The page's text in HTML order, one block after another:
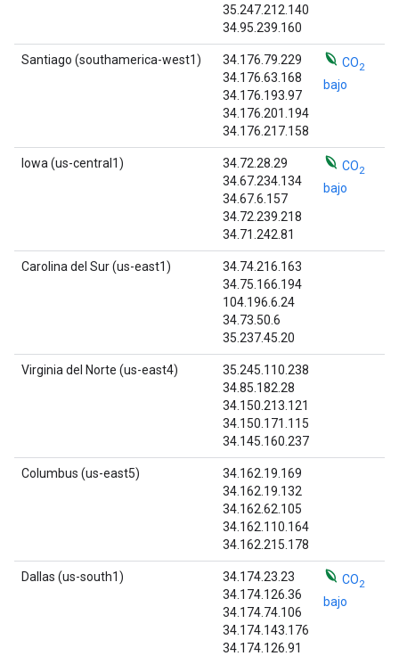
35.247.212.140
34.95.239.160
Santiago (southamerica-west1)
34.176.79.229
34.176.63.168
34.176.193.97
34.176.201.194
34.176.217.158
CO2
bajo
Iowa (us-central1)
34.72.28.29
34.67.234.134
34.67.6.157
34.72.239.218
34.71.242.81
CO2
bajo
Carolina del Sur (us-east1)
34.74.216.163
34.75.166.194
104.196.6.24
34.73.50.6
35.237.45.20
Virginia del Norte (us-east4)
35.245.110.238
34.85.182.28
34.150.213.121
34.150.171.115
34.145.160.237
Columbus (us-east5)
34.162.19.169
34.162.19.132
34.162.62.105
34.162.110.164
34.162.215.178
Dallas (us-south1)
34.174.23.23
34.174.126.36
34.174.74.106
34.174.143.176
34.174.126.91
CO2
bajo